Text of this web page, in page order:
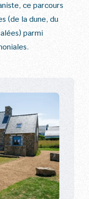
ce parcours
(de la dune, du
parmi